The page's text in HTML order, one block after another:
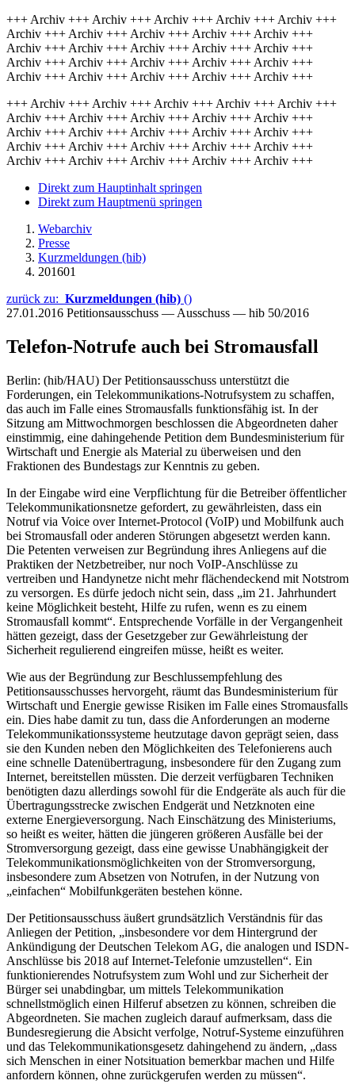
+++ Archiv +++ Archiv +++ Archiv +++ Archiv +++ Archiv +++
Archiv +++ Archiv +++ Archiv +++ Archiv +++ Archiv +++
Archiv +++ Archiv +++ Archiv +++ Archiv +++ Archiv +++
Archiv +++ Archiv +++ Archiv +++ Archiv +++ Archiv +++
Archiv +++ Archiv +++ Archiv +++ Archiv +++ Archiv +++
+++ Archiv +++ Archiv +++ Archiv +++ Archiv +++ Archiv +++
Archiv +++ Archiv +++ Archiv +++ Archiv +++ Archiv +++
Archiv +++ Archiv +++ Archiv +++ Archiv +++ Archiv +++
Archiv +++ Archiv +++ Archiv +++ Archiv +++ Archiv +++
Archiv +++ Archiv +++ Archiv +++ Archiv +++ Archiv +++
Direkt zum Hauptinhalt springen
Direkt zum Hauptmenü springen
Webarchiv
Presse
Kurzmeldungen (hib)
201601
zurück zu: Kurzmeldungen (hib) ()
27.01.2016 Petitionsausschuss — Ausschuss — hib 50/2016
Telefon-Notrufe auch bei Stromausfall
Berlin: (hib/HAU) Der Petitionsausschuss unterstützt die
Forderungen, ein Telekommunikations-Notrufsystem zu schaffen,
das auch im Falle eines Stromausfalls funktionsfähig ist. In der
Sitzung am Mittwochmorgen beschlossen die Abgeordneten daher
einstimmig, eine dahingehende Petition dem Bundesministerium für
Wirtschaft und Energie als Material zu überweisen und den
Fraktionen des Bundestags zur Kenntnis zu geben.
In der Eingabe wird eine Verpflichtung für die Betreiber öffentlicher
Telekommunikationsnetze gefordert, zu gewährleisten, dass ein
Notruf via Voice over Internet-Protocol (VoIP) und Mobilfunk auch
bei Stromausfall oder anderen Störungen abgesetzt werden kann.
Die Petenten verweisen zur Begründung ihres Anliegens auf die
Praktiken der Netzbetreiber, nur noch VoIP-Anschlüsse zu
vertreiben und Handynetze nicht mehr flächendeckend mit Notstrom
zu versorgen. Es dürfe jedoch nicht sein, dass „im 21. Jahrhundert
keine Möglichkeit besteht, Hilfe zu rufen, wenn es zu einem
Stromausfall kommt“. Entsprechende Vorfälle in der Vergangenheit
hätten gezeigt, dass der Gesetzgeber zur Gewährleistung der
Sicherheit regulierend eingreifen müsse, heißt es weiter.
Wie aus der Begründung zur Beschlussempfehlung des
Petitionsausschusses hervorgeht, räumt das Bundesministerium für
Wirtschaft und Energie gewisse Risiken im Falle eines Stromausfalls
ein. Dies habe damit zu tun, dass die Anforderungen an moderne
Telekommunikationssysteme heutzutage davon geprägt seien, dass
sie den Kunden neben den Möglichkeiten des Telefonierens auch
eine schnelle Datenübertragung, insbesondere für den Zugang zum
Internet, bereitstellen müssten. Die derzeit verfügbaren Techniken
benötigten dazu allerdings sowohl für die Endgeräte als auch für die
Übertragungsstrecke zwischen Endgerät und Netzknoten eine
externe Energieversorgung. Nach Einschätzung des Ministeriums,
so heißt es weiter, hätten die jüngeren größeren Ausfälle bei der
Stromversorgung gezeigt, dass eine gewisse Unabhängigkeit der
Telekommunikationsmöglichkeiten von der Stromversorgung,
insbesondere zum Absetzen von Notrufen, in der Nutzung von
„einfachen“ Mobilfunkgeräten bestehen könne.
Der Petitionsausschuss äußert grundsätzlich Verständnis für das
Anliegen der Petition, „insbesondere vor dem Hintergrund der
Ankündigung der Deutschen Telekom AG, die analogen und ISDN-
Anschlüsse bis 2018 auf Internet-Telefonie umzustellen“. Ein
funktionierendes Notrufsystem zum Wohl und zur Sicherheit der
Bürger sei unabdingbar, um mittels Telekommunikation
schnellstmöglich einen Hilferuf absetzen zu können, schreiben die
Abgeordneten. Sie machen zugleich darauf aufmerksam, dass die
Bundesregierung die Absicht verfolge, Notruf-Systeme einzuführen
und das Telekommunikationsgesetz dahingehend zu ändern, „dass
sich Menschen in einer Notsituation bemerkbar machen und Hilfe
anfordern können, ohne zurückgerufen werden zu müssen“.